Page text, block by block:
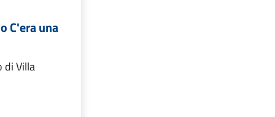
C'era una
di Villa